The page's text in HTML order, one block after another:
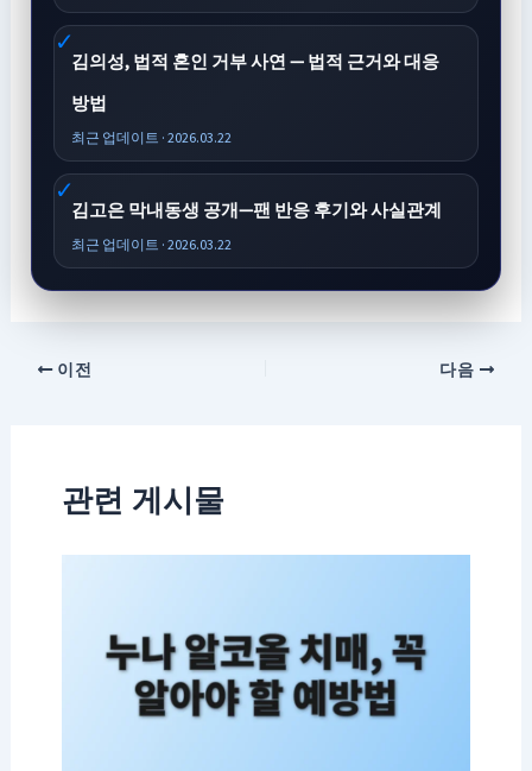
김의성, 법적 혼인 거부 사연 — 법적 근거와 대응
방법
최근 업데이트 · 2026.03.22
김고은 막내동생 공개—팬 반응 후기와 사실관계
최근 업데이트 · 2026.03.22
이전 다음
관련 게시물